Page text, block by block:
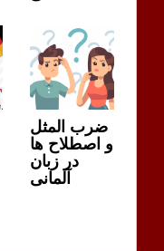
ضرب المثل
و اصطلاح ها
در زبان
آلمانی